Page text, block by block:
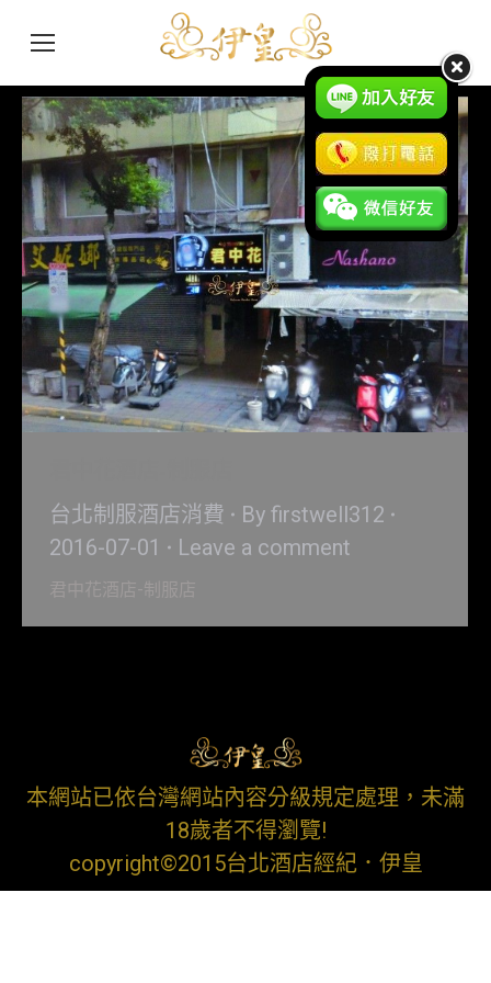
台北制服酒店消費 By firstwell312
2016-07-01
Leave a comment
君中花酒店-制服店
本網站已依台灣網站內容分級規定處理，未滿
18歲者不得瀏覽!
copyright©2015台北酒店經紀．伊皇